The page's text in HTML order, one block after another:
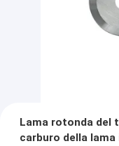
Lama rotonda del
carburo della